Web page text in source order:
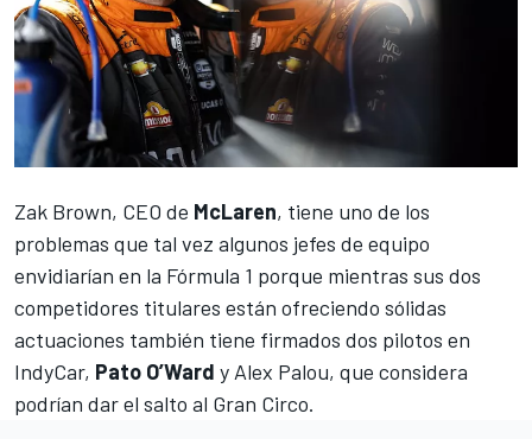
Zak Brown, CEO de McLaren, tiene uno de los
problemas que tal vez algunos jefes de equipo
envidiarían en la Fórmula 1 porque mientras sus dos
competidores titulares están ofreciendo sólidas
actuaciones también tiene firmados dos pilotos en
IndyCar, Pato O’Ward y Alex Palou, que considera
podrían dar el salto al Gran Circo.